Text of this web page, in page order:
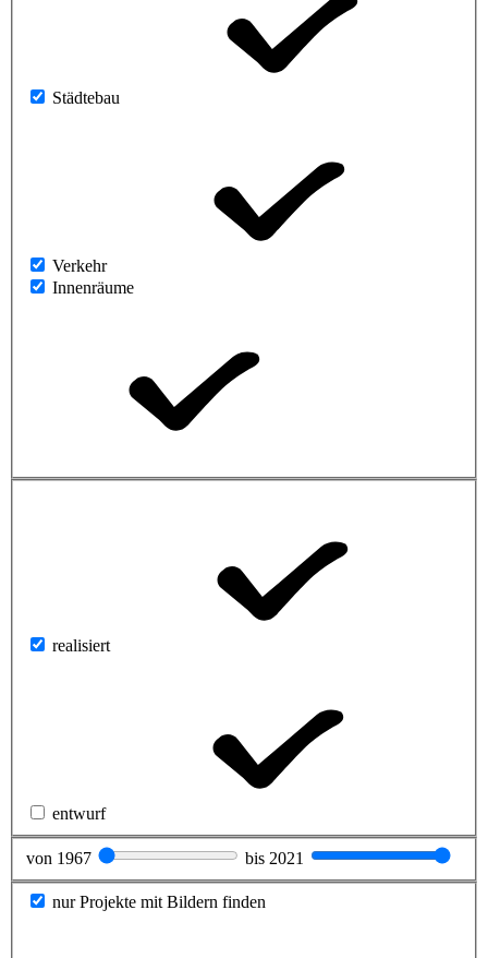
Städtebau
Verkehr
Innenräume
realisiert
entwurf
von 1967 bis 2021
nur Projekte mit Bildern finden